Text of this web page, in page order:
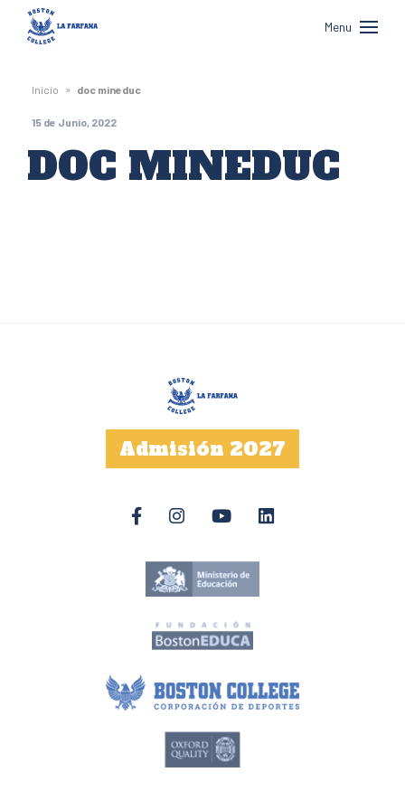
Boston
College
La
Farfana
Menu
Inicio » doc mineduc
15 de Junio, 2022
DOC MINEDUC
Admisión 2027